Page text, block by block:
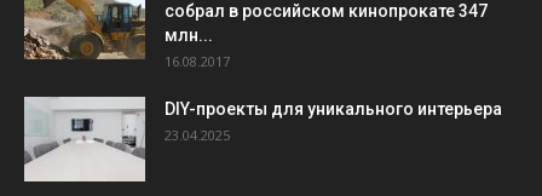
собрал в российском кинопрокате 347
млн...
16.08.2017
DIY-проекты для уникального интерьера
23.04.2025